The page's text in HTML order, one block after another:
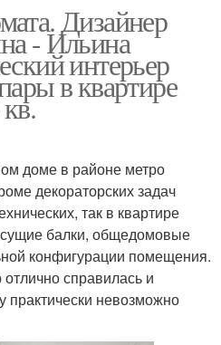
Дизайнер
- Ильина
интерьер
в квартире
доме в районе метро
декораторских задач
так в квартире
балки, общедомовые
конфигурации помещения.
справилась и
практически невозможно